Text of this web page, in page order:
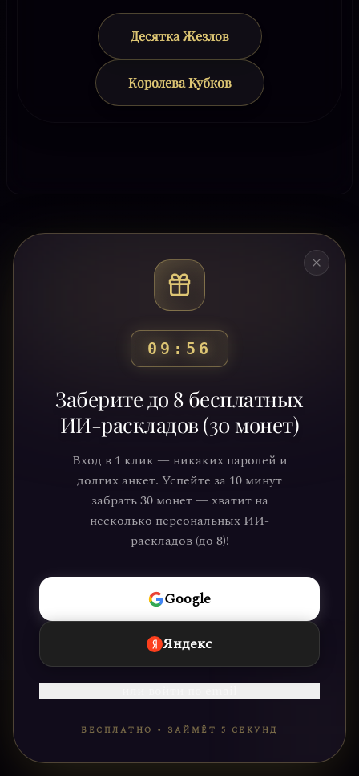
Десятка Жезлов
Королева Кубков
09:53
Заберите до 8 бесплатных
ИИ-раскладов (30 монет)
Вход в 1 клик — никаких паролей и
долгих анкет. Успейте за 10 минут
забрать 30 монет — хватит на
несколько персональных ИИ-
раскладов (до 8)!
Google
Яндекс
БЕСПЛАТНО • ЗАЙМЁТ 5 СЕКУНД
Готовы узнать свой
путь?
Присоединяйтесь к тысячам людей,
которые обрели ясность и понимание
через нашу платформу. Ваше
путешествие к себе уже ждёт.
НАЧАТЬ